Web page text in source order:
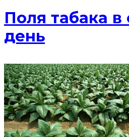
Поля табака
день